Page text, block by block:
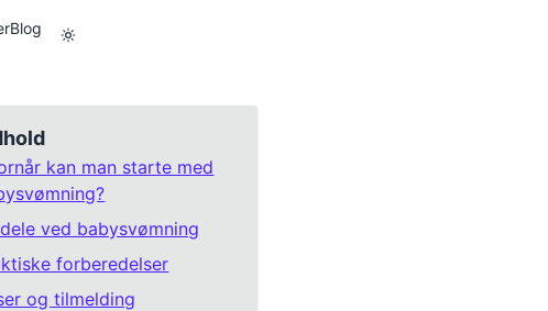
Blog
kan man starte med
ved babysvømning
forberedelser
og tilmelding